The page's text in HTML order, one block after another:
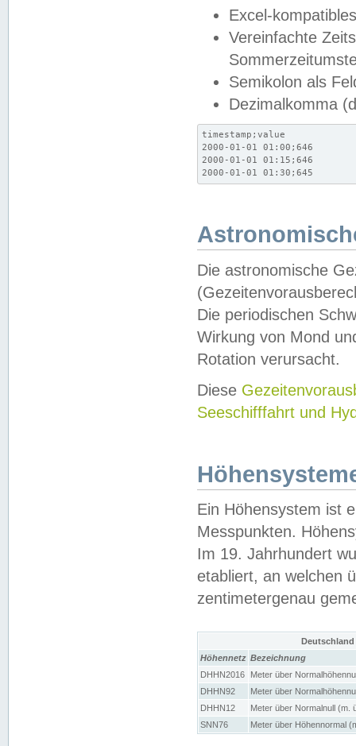
Excel-
Vereinfachte
Semikolon als
Dezimalkomma
timestamp;value
2000-01-01 01:00;646
2000-01-01 01:15;646
2000-01-01 01:30;645
Die astronomische
Die periodischen
Wirkung von Mond
Rotation verursacht.
Diese
Seeschifffahrt und
Ein Höhensystem ist
Messpunkten.
Im 19. Jahrhundert
etabliert, an welchen
zentimetergenau
Höhennetz Bezeichnung
DHHN2016
Meter über
DHHN92
Meter über
DHHN12
Meter über Normalnull (m.
SNN76
Meter über Höhennormal